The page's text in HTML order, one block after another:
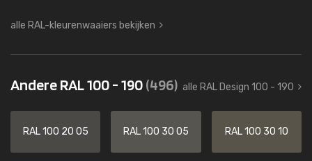
alle RAL-kleurenwaaiers bekijken
Andere RAL 100 - 190(496) alle RAL Design 100 - 190
RAL 100 20 05 RAL 100 30 05 RAL 100 30 10